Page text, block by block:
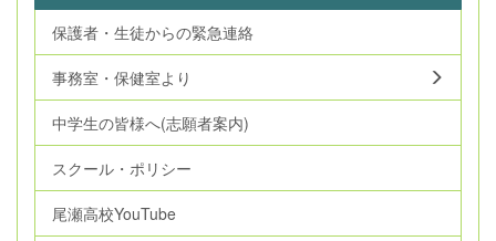
保護者・生徒からの緊急連絡
事務室・保健室より
中学生の皆様へ(志願者案内)
スクール・ポリシー
尾瀬高校YouTube